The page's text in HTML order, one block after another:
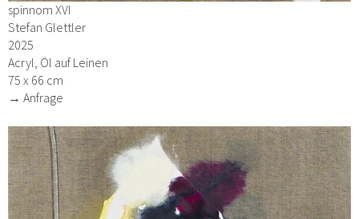
spinnom XVI
Stefan Glettler
2025
Acryl, Öl auf Leinen
75 x 66 cm
→ Anfrage